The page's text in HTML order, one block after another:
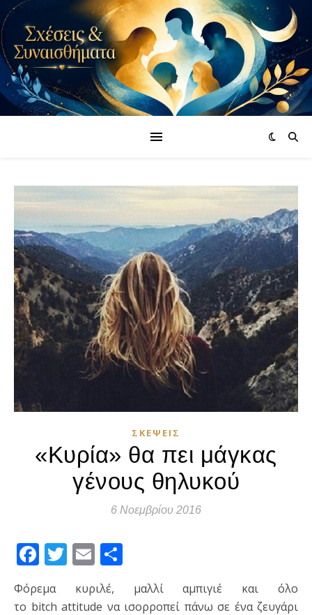
ΣΚΈΨΕΙΣ
«Κυρία» θα πει μάγκας
γένους θηλυκού
6 Νοεμβρίου 2016
Facebook
Twitter
Email
Φόρεμα κυριλέ, μαλλί αμπιγιέ και όλο
το bitch attitude να ισορροπεί πάνω σε ένα ζευγάρι